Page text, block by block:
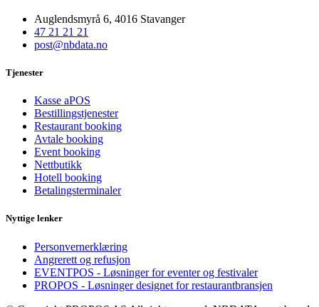
Auglendsmyrå 6, 4016 Stavanger
47 21 21 21
post@nbdata.no
Tjenester
Kasse aPOS
Bestillingstjenester
Restaurant booking
Avtale booking
Event booking
Nettbutikk
Hotell booking
Betalingsterminaler
Nyttige lenker
Personvernerklæring
Angrerett og refusjon
EVENTPOS - Løsninger for eventer og festivaler
PROPOS - Løsninger designet for restaurantbransjen